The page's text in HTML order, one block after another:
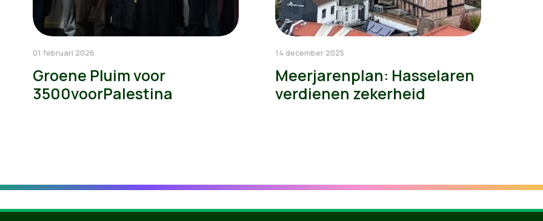
01 februari 2026
Groene Pluim voor
3500voorPalestina
14 december 2025
Meerjarenplan: Hasselaren
verdienen zekerheid